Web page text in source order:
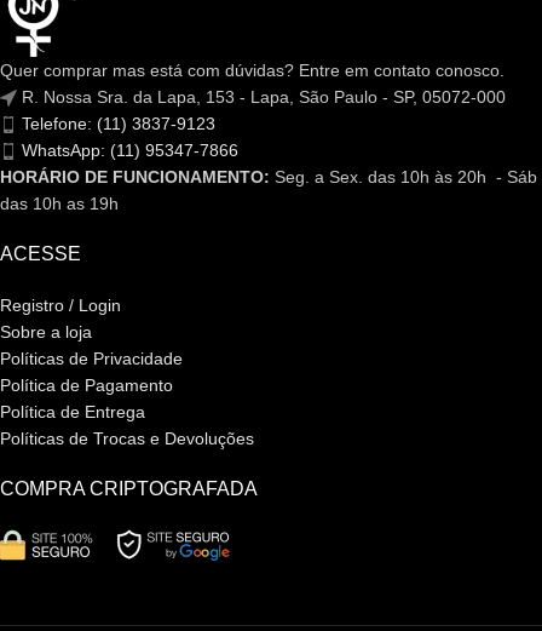
Quer comprar mas está com dúvidas? Entre em contato conosco.
R. Nossa Sra. da Lapa, 153 - Lapa, São Paulo - SP, 05072-000
Telefone: (11) 3837-9123
WhatsApp: (11) 95347-7866
HORÁRIO DE FUNCIONAMENTO: Seg. a Sex. das 10h às 20h - Sáb
das 10h as 19h
ACESSE
Registro / Login
Sobre a loja
Políticas de Privacidade
Política de Pagamento
Política de Entrega
Políticas de Trocas e Devoluções
COMPRA CRIPTOGRAFADA